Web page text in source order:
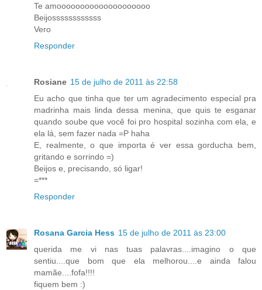
Te amoooooooooooooooooooo
Beijossssssssssss
Vero
Responder
Rosiane 15 de julho de 2011 às 22:58
Eu acho que tinha que ter um agradecimento especial pra
madrinha mais linda dessa menina, que quis te esganar
quando soube que você foi pro hospital sozinha com ela, e
ela lá, sem fazer nada =P haha
E, realmente, o que importa é ver essa gorducha bem,
gritando e sorrindo =)
Beijos e, precisando, só ligar!
=***
Responder
Rosana Garcia Hess 15 de julho de 2011 às 23:00
querida me vi nas tuas palavras....imagino o que
sentiu....que bom que ela melhorou....e ainda falou
mamãe....fofa!!!!
fiquem bem :)